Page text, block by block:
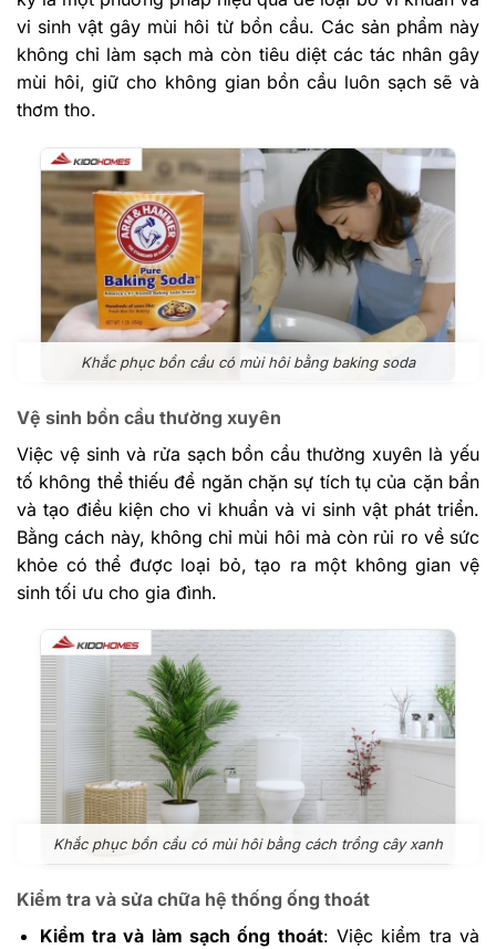
vi sinh vật gây mùi hôi từ bồn cầu. Các sản phẩm này
không chỉ làm sạch mà còn tiêu diệt các tác nhân gây
mùi hôi, giữ cho không gian bồn cầu luôn sạch sẽ và
thơm tho.
Khắc phục bồn cầu có mùi hôi bằng baking soda
Vệ sinh bồn cầu thường xuyên
Việc vệ sinh và rửa sạch bồn cầu thường xuyên là yếu
tố không thể thiếu để ngăn chặn sự tích tụ của cặn bẩn
và tạo điều kiện cho vi khuẩn và vi sinh vật phát triển.
Bằng cách này, không chỉ mùi hôi mà còn rủi ro về sức
khỏe có thể được loại bỏ, tạo ra một không gian vệ
sinh tối ưu cho gia đình.
Khắc phục bồn cầu có mùi hôi bằng cách trồng cây xanh
Kiểm tra và sửa chữa hệ thống ống thoát
Kiểm tra và làm sạch ống thoát: Việc kiểm tra và